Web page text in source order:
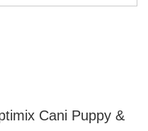
Cani Puppy &